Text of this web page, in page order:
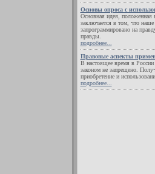
Основы опроса с
Основная идея, положенная
заключается в том, что наше
запрограммировано на
правды.
подробнее...
Правовые аспекты
В настоящее время в России
законом не запрещено.
приобретение и
подробнее...